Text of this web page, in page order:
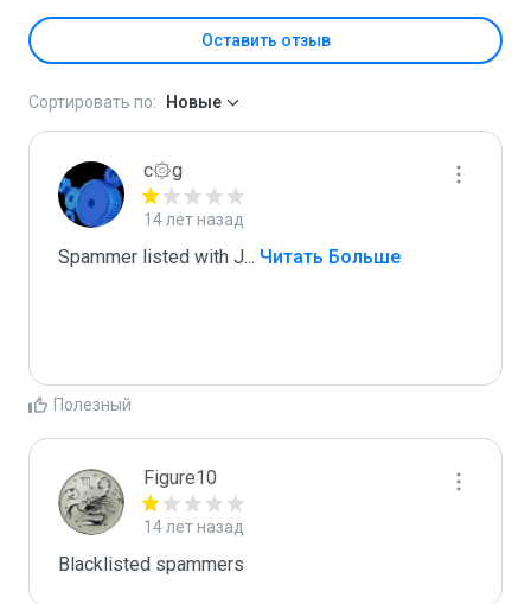
Оставить отзыв
Сортировать по: Новые
c۞g
14 лет назад
Spammer listed with J... Читать Больше
Полезный
Figure10
14 лет назад
Blacklisted spammers